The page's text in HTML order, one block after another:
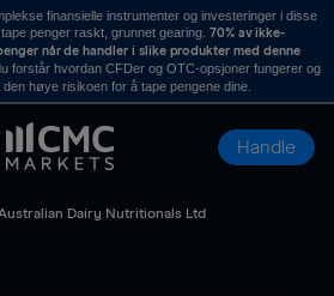
finansielle instrumenter og investeringer i disse
penger raskt, grunnet gearing. 70% av ikke-
når de handler i slike produkter med denne
forstår hvordan CFDer og OTC-opsjoner fungerer og
høye risikoen for å tape pengene dine.
Handle
Dairy Nutritionals Ltd